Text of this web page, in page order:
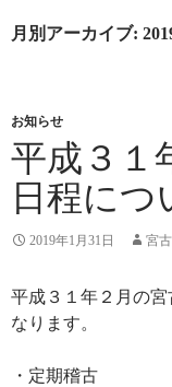
月別アーカイブ:
お知らせ
平成３１
日程につ
2019年1月31日 宮
平成３１年２月の
なります。
・定期稽古